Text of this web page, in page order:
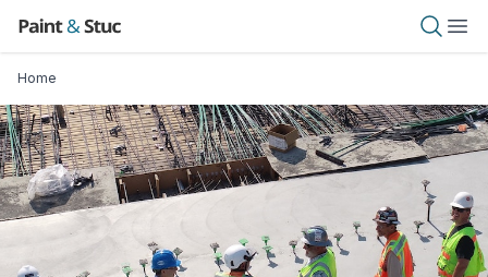
Overslaan
en
inhoud
gaan
Paint & Stuc Open
Kruimelpad
Home